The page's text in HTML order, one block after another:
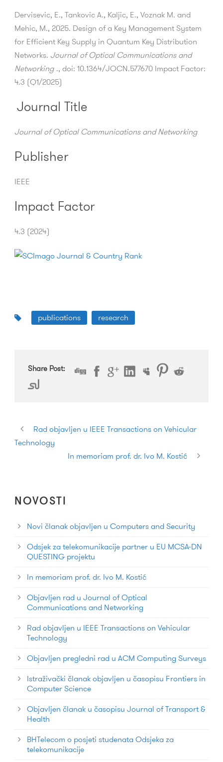
Dervisevic, E., Tankovic A., Kaljic, E., Voznak M. and
Mehic, M., 2025. Design of a Key Management System
for Efficient Key Supply in Quantum Key Distribution
Networks. Journal of Optical Communications and
Networking ., doi: 10.1364/JOCN.577670 Impact Factor:
4.3 (Q1/2025)
Journal Title
Journal of Optical Communications and Networking
Publisher
IEEE
Impact Factor
4.3 (2024)
publications research
Share Post:
Rad objavljen u IEEE Transactions on Vehicular
Technology
In memoriam prof. dr. Ivo M. Kostić
NOVOSTI
Novi članak objavljen u Computers and Security
Odsjek za telekomunikacije partner u EU MCSA-DN
QUESTING projektu
In memoriam prof. dr. Ivo M. Kostić
Objavljen rad u Journal of Optical
Communications and Networking
Rad objavljen u IEEE Transactions on Vehicular
Technology
Objavljen pregledni rad u ACM Computing Surveys
Istraživački članak objavljen u časopisu Frontiers in
Computer Science
Objavljen članak u časopisu Journal of Transport &
Health
BHTelecom o posjeti studenata Odsjeka za
telekomunikacije